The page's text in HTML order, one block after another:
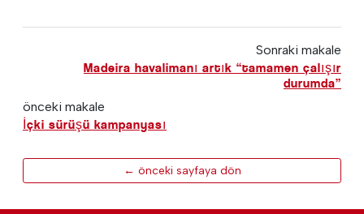
Sonraki makale
Madeira havalimanı artık “tamamen çalışır
durumda”
önceki makale
İçki sürüşü kampanyası
← önceki sayfaya dön